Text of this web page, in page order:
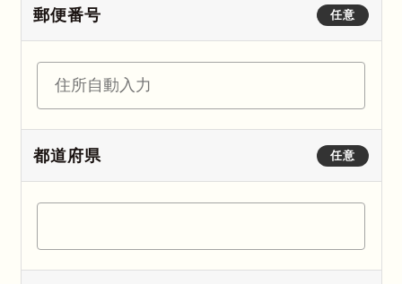
任意
郵便番号
任意
都道府県